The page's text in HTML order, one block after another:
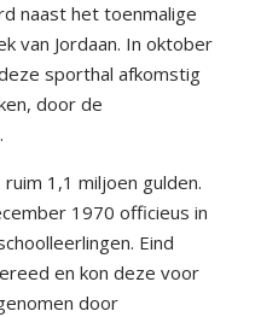
naast het toenmalige
van Jordaan. In oktober
sporthal afkomstig
door de
1,1 miljoen gulden.
1970 officieus in
Eind
en kon deze voor
door